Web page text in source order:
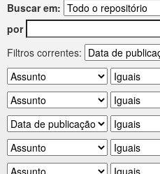
Buscar em:
por
Filtros correntes: